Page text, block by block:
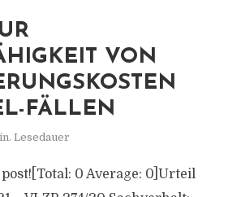
VON
FÄLLEN
Lesedauer
0 Average: 0]Urteil